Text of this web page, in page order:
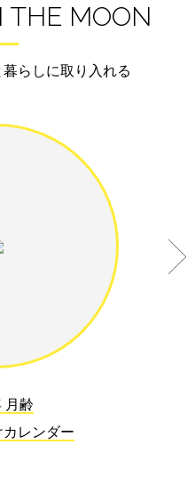
THE MOON
らしに取り入れる
月齢
カレンダー